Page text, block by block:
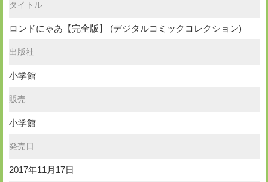
タイトル
ロンドにゃあ【完全版】 (デジタルコミックコレクション)
出版社
小学館
販売
小学館
発売日
2017年11月17日